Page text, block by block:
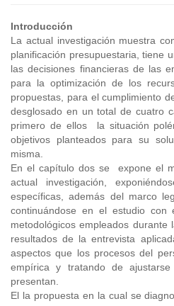
Introducción
La actual investigación muestra
planificación presupuestaria, tiene
las decisiones financieras de las
para la optimización de los
propuestas, para el cumplimiento
desglosado en un total de cuatro
primero de ellos la situación
objetivos planteados para su
misma.
En el capítulo dos se expone el
actual investigación,
específicas, además del marco
continuándose en el estudio con
metodológicos empleados
resultados de la entrevista
aspectos que los procesos del
empírica y tratando de
presentan.
El la propuesta en la cual se